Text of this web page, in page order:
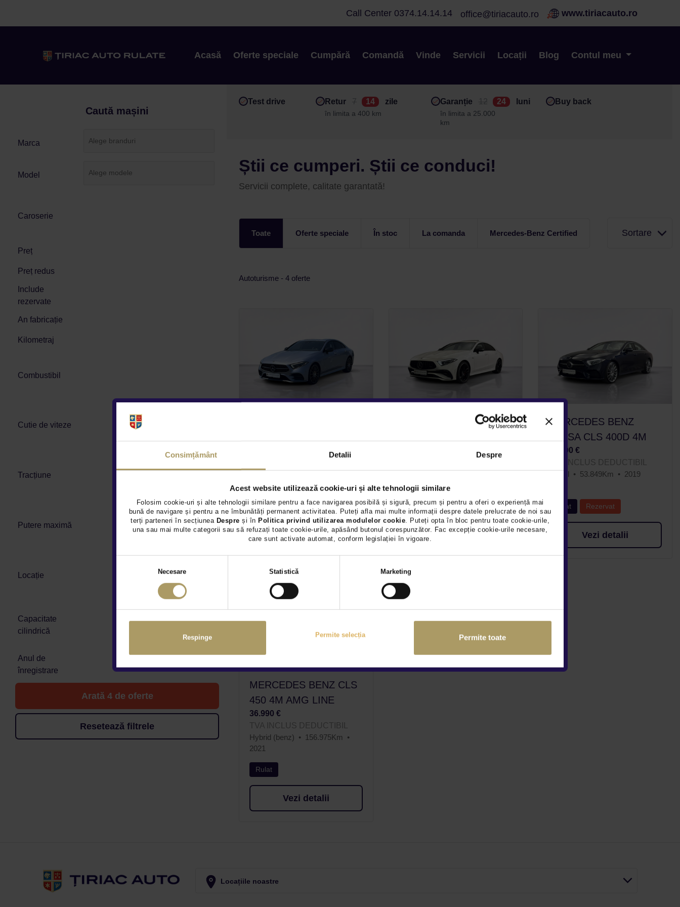
Consimțământ Detalii Despre
Acest website utilizează cookie-uri și alte tehnologii similare
Folosim cookie-uri și alte tehnologii similare pentru a face navigarea posibilă și sigură, precum și pentru a oferi o experiență mai
bună de navigare și pentru a ne îmbunătăți permanent activitatea. Puteți afla mai multe informații despre datele prelucrate de noi sau
terți parteneri în secțiunea Despre și în Politica privind utilizarea modulelor cookie. Puteți opta în bloc pentru toate cookie-urile,
una sau mai multe categorii sau să refuzați toate cookie-urile, apăsând butonul corespunzător. Fac excepție cookie-urile necesare,
care sunt activate automat, conform legislației în vigoare.
consimțământului
Necesare Statistică Marketing
Respinge Permite selecția Permite toate
Call Center 0374.14.14.14 office@tiriacauto.ro www.tiriacauto.ro
Acasă Oferte speciale Cumpără Comandă Vinde Servicii Locații Blog Contul meu
Caută mașini
Marca
Model
Caroserie
Preț
Preț redus
Include
rezervate
An fabricație
Kilometraj
Combustibil
Cutie de viteze
Tracțiune
Putere maximă
Locație
Capacitate
cilindrică
Anul de
înregistrare
Arată 4 de oferte
Resetează filtrele
Test drive Retur 14 zile
în limita a 400 km
Garanție 24 luni
în limita a 25.000
km
Buy back
Știi ce cumperi. Știi ce conduci!
Servicii complete, calitate garantată!
Toate Oferte speciale În stoc La comanda Mercedes-Benz Certified Sortare
Autoturisme - 4 oferte
Rulat
Vezi detalii
MERCEDES BENZ CLS
2022
Rulat Rezervat
Vezi detalii
MERCEDES BENZ
CLASA CLS 400D 4M
38.900 €
TVA INCLUS DEDUCTIBIL
Diesel
53.849Km 2019
Rulat Rezervat
Vezi detalii
MERCEDES BENZ CLS
450 4M AMG LINE
36.990 €
TVA INCLUS DEDUCTIBIL
Hybrid (benz)
156.975Km
2021
Rulat
Vezi detalii
Locațiile noastre